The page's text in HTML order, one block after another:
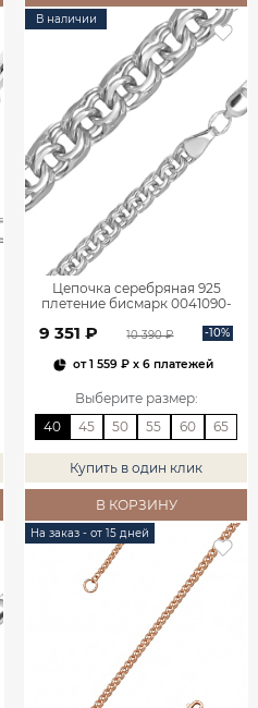
В наличии
Цепочка серебряная 925
плетение бисмарк 0041090-
9 351 ₽ 10 390 ₽ -10%
от1 559 ₽x 6 платежей
Выберите размер:
40
45 50 55 60 65
Купить в один клик
В КОРЗИНУ
На заказ - от 15 дней